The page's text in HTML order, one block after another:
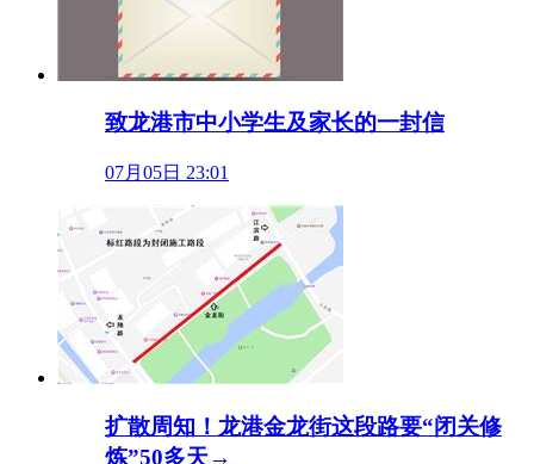
致龙港市中小学生及家长的一封信
07月05日 23:01
扩散周知！龙港金龙街这段路要“闭关修
炼”50多天→